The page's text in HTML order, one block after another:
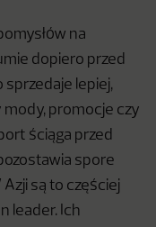
na
dopiero przed
lepiej,
promocje czy
ściąga przed
spore
są to częściej
leader. Ich